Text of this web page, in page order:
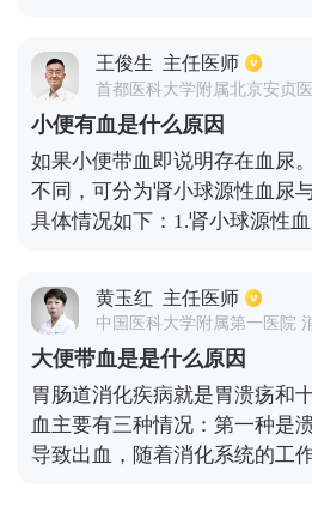
型尿等情况，如果有白细胞的
感染治疗，泌尿系感染导致的
等症状，这样治疗的时间会长
必要时予以静脉输注抗生素治
B超检查明确有无结石或者泌
王俊生 主任医师
首都医科大学附属北京安贞
小便有血是什么原因
如果小便带血即说明存在血尿
不同，可分为肾小球源性血尿
具体情况如下：1.肾小球源性
中的红细胞漏出尿液中，进而
使得患者排出血尿。2.非肾小
路系统疾病。如泌尿系统结石
造成尿路粘膜渗血，出现血尿
伤的病史，造成肾挫伤或者尿
血尿的症状。4.泌尿系统肿瘤
一，一般临床表现是全程无痛
黄玉红 主任医师
中国医科大学附属第一医院
大便带血是是什么原因
胃肠道消化疾病就是胃溃疡和
血主要有三种情况：第一种是
导致出血，随着消化系统的工